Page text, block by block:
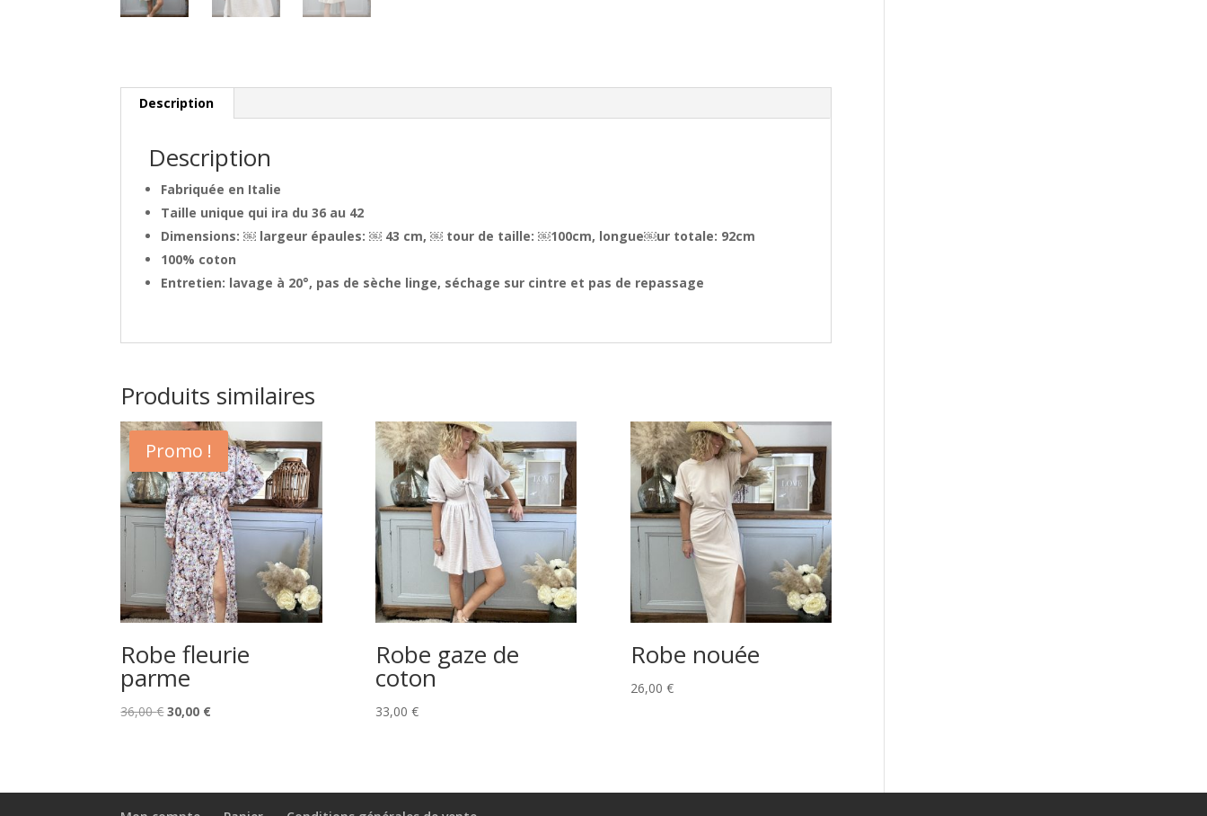
Description
Description
Fabriquée en Italie
Taille unique qui ira du 36 au 42
Dimensions: ￼ largeur épaules: ￼ 43 cm, ￼ tour de taille: ￼100cm, longue￼ur totale: 92cm
100% coton
Entretien: lavage à 20°, pas de sèche linge, séchage sur cintre et pas de repassage
Produits similaires
Promo !
Robe fleurie
parme
36,00€Le
36,00 €.
30,00 €Le
30,00 €.
Robe gaze de
coton
33,00 €
Robe nouée
26,00 €